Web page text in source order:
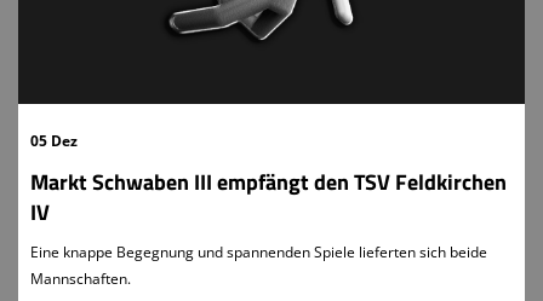
05 Dez
Markt Schwaben III empfängt den TSV Feldkirchen
IV
Eine knappe Begegnung und spannenden Spiele lieferten sich beide
Mannschaften.